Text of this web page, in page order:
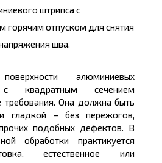
штрипса с
отпуском для снятия
шва.
поверхности алюминиевых
квадратным сечением
требования. Она должна быть
гладкой – без пережогов,
подобных дефектов. В
обработки практикуется
, естественное или